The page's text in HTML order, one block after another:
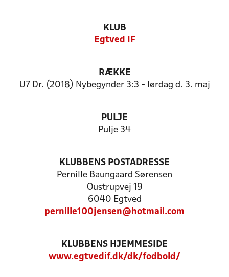
KLUB
Egtved IF
RÆKKE
U7 Dr. (2018) Nybegynder 3:3 - lørdag d. 3. maj
PULJE
Pulje 34
KLUBBENS POSTADRESSE
Pernille Baungaard Sørensen
Oustrupvej 19
6040 Egtved
pernille100jensen@hotmail.com
KLUBBENS HJEMMESIDE
www.egtvedif.dk/dk/fodbold/